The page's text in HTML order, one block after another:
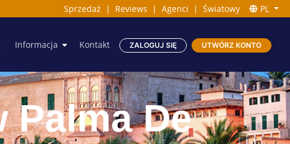
Sprzedaż | Reviews | Agenci | Światowy PL
Informacja Kontakt ZALOGUJ SIĘ UTWÓRZ KONTO
Palma De